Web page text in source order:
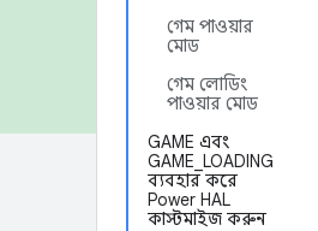
গেম পাওয়ার
মোড
গেম লোডিং
পাওয়ার মোড
GAME এবং
GAME_LOADING
ব্যবহার করে
Power HAL
কাস্টমাইজ করুন